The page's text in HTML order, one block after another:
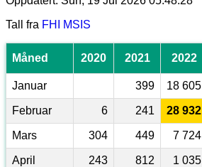
Tall fra FHI MSIS
Måned 2020 2021 2022
Januar 399 18 605
Februar 6 241 28 932
Mars 304 449 7 724
April 243 812 1 035